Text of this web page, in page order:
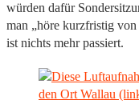
würden dafür
man „höre kurzfristig
ist nichts mehr passiert.